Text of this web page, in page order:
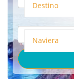
Destino
Naviera